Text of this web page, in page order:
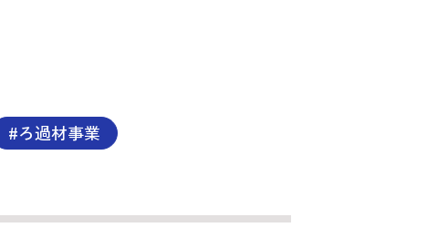
#ろ過材事業